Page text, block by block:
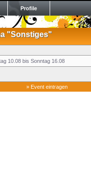
Profile
"Sonstiges"
» Event eintragen